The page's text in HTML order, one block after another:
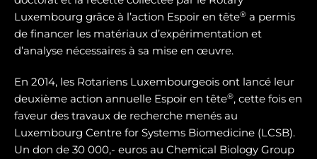
Luxembourg grâce à l’action Espoir en tête® a permis
de financer les matériaux d’expérimentation et
d’analyse nécessaires à sa mise en œuvre.
En 2014, les Rotariens Luxembourgeois ont lancé leur
deuxième action annuelle Espoir en tête®, cette fois en
faveur des travaux de recherche menés au
Luxembourg Centre for Systems Biomedicine (LCSB).
Un don de 30 000,- euros au Chemical Biology Group